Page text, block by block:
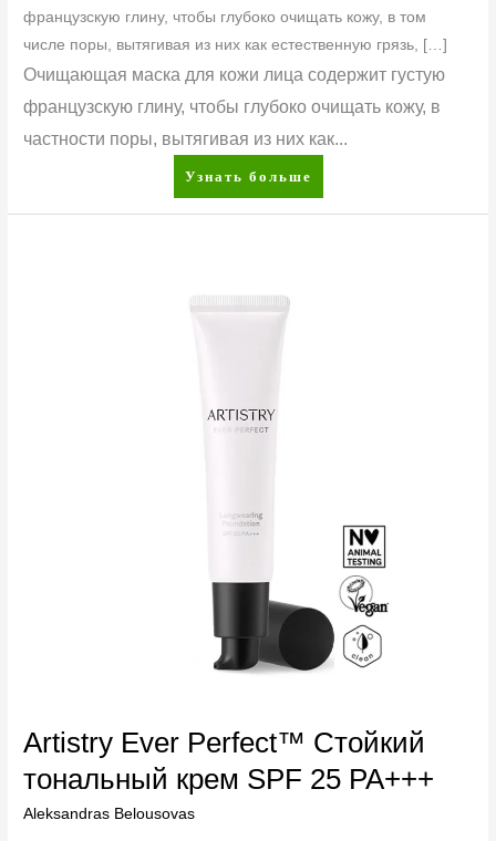
французскую глину, чтобы глубоко очищать кожу, в том
числе поры, вытягивая из них как естественную грязь, […]
Очищающая маска для кожи лица содержит густую
французскую глину, чтобы глубоко очищать кожу, в
частности поры, вытягивая из них как...
Узнать больше
Artistry Ever Perfect™ Стойкий
тональный крем SPF 25 PA+++
Aleksandras Belousovas
Perfect™
SPF